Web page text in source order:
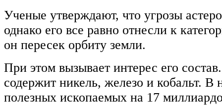
Ученые утверждают, что угрозы
однако его все равно отнесли к
он пересек орбиту земли.
При этом вызывает интерес его
содержит никель, железо и кобальт. В
полезных ископаемых на 17